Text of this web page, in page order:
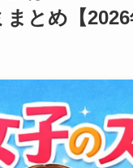
とめ【2026